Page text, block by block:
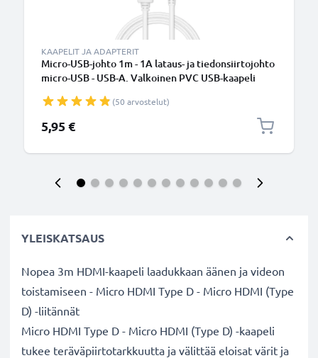
KAAPELIT JA ADAPTERIT
Micro-USB-johto 1m - 1A lataus- ja tiedonsiirtojohto
micro-USB - USB-A. Valkoinen PVC USB-kaapeli
(50 arvostelut)
5,95 €
YLEISKATSAUS
Nopea 3m HDMI-kaapeli laadukkaan äänen ja videon
toistamiseen - Micro HDMI Type D - Micro HDMI (Type
D) -liitännät
Micro HDMI Type D - Micro HDMI (Type D) -kaapeli
tukee teräväpiirtotarkkuutta ja välittää eloisat värit ja